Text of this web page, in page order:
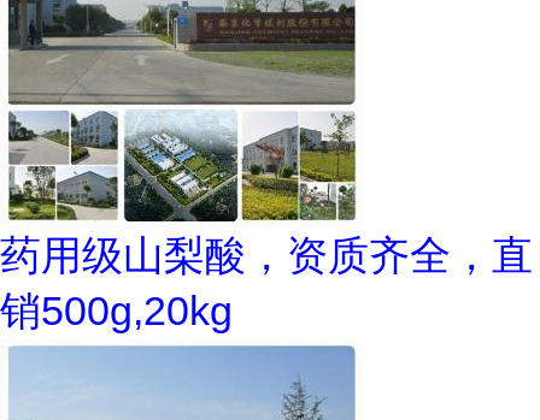
药用级山梨酸，资质齐全，直
销500g,20kg